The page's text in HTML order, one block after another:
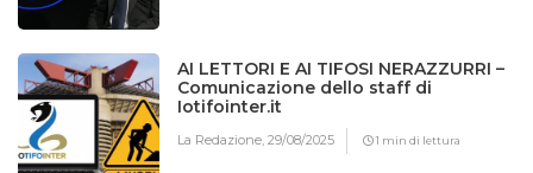
AI LETTORI E AI TIFOSI NERAZZURRI –
Comunicazione dello staff di
Iotifointer.it
La Redazione,29/08/2025 1 min di lettura